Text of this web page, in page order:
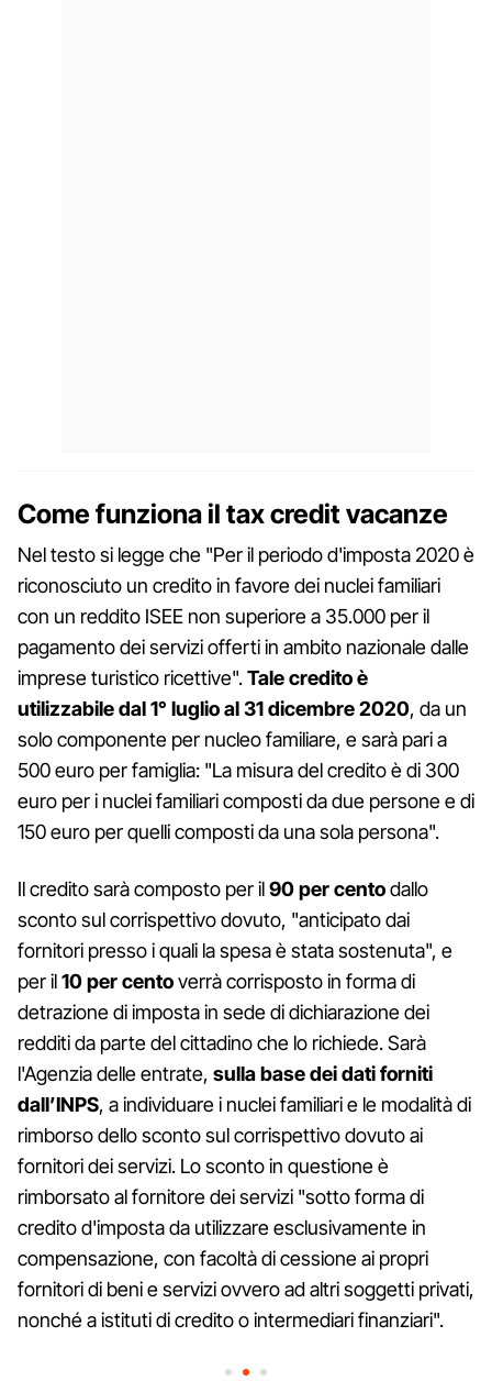
Come funziona il tax credit vacanze
Nel testo si legge che "Per il periodo d'imposta 2020 è
riconosciuto un credito in favore dei nuclei familiari
con un reddito ISEE non superiore a 35.000 per il
pagamento dei servizi offerti in ambito nazionale dalle
imprese turistico ricettive".Tale credito è
utilizzabile dal 1° luglio al 31 dicembre 2020, da un
solo componente per nucleo familiare, e sarà pari a
500 euro per famiglia: "La misura del credito è di 300
euro per i nuclei familiari composti da due persone e di
150 euro per quelli composti da una sola persona".
Il credito sarà composto per il90 per centodallo
sconto sul corrispettivo dovuto, "anticipato dai
fornitori presso i quali la spesa è stata sostenuta", e
per il10per centoverrà corrisposto in forma di
detrazione di imposta in sede di dichiarazione dei
redditi da parte del cittadino che lo richiede. Sarà
l'Agenzia delle entrate, sulla base dei dati forniti
dall’INPS, a individuare i nuclei familiari e le modalità di
rimborso dello sconto sul corrispettivo dovuto ai
fornitori dei servizi. Lo sconto in questione è
rimborsato al fornitore dei servizi "sotto forma di
credito d'imposta da utilizzare esclusivamente in
compensazione, con facoltà di cessione ai propri
fornitori di beni e servizi ovvero ad altri soggetti privati,
nonché a istituti di credito o intermediari finanziari".